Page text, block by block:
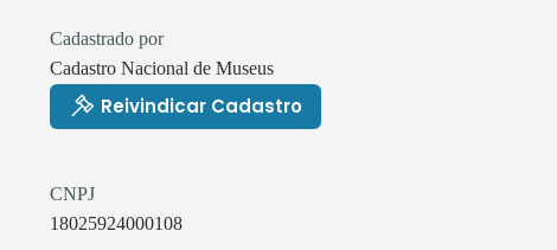
Cadastrado por
Cadastro Nacional de Museus
Reivindicar Cadastro
CNPJ
18025924000108